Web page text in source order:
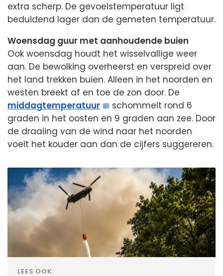
extra scherp. De gevoelstemperatuur ligt
beduidend lager dan de gemeten temperatuur.
Woensdag guur met aanhoudende buien
Ook woensdag houdt het wisselvallige weer
aan. De bewolking overheerst en verspreid over
het land trekken buien. Alleen in het noorden en
westen breekt af en toe de zon door. De
middagtemperatuur
schommelt rond 6
graden in het oosten en 9 graden aan zee. Door
de draaiing van de wind naar het noorden
voelt het kouder aan dan de cijfers suggereren.
LEES OOK: